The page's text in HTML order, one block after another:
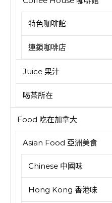
特色咖啡館
連鎖咖啡店
Juice 果汁
喝茶所在
Food 吃在加拿大
Asian Food 亞洲美食
Chinese 中國味
Hong Kong 香港味